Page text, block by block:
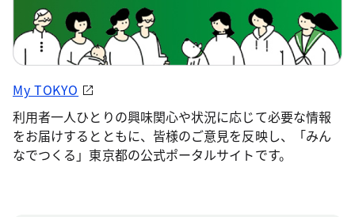
My TOKYO
利用者一人ひとりの興味関心や状況に応じて必要な情報
をお届けするとともに、皆様のご意見を反映し、「みん
なでつくる」東京都の公式ポータルサイトです。